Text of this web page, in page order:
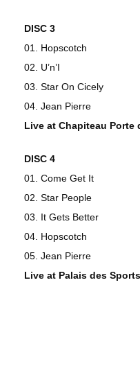
DISC 3
01. Hopscotch
02. U’n’I
03. Star On Cicely
04. Jean Pierre
Live at Chapiteau Porte
DISC 4
01. Come Get It
02. Star People
03. It Gets Better
04. Hopscotch
05. Jean Pierre
Live at Palais des